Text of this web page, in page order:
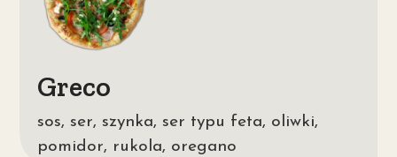
Greco
sos, ser, szynka, ser typu feta, oliwki,
pomidor, rukola, oregano